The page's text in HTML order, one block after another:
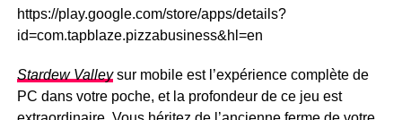
https://play.google.com/store/apps/details?
id=com.tapblaze.pizzabusiness&hl=en
Stardew Valleysur mobile est l’expérience complète de
PC dans votre poche, et la profondeur de ce jeu est